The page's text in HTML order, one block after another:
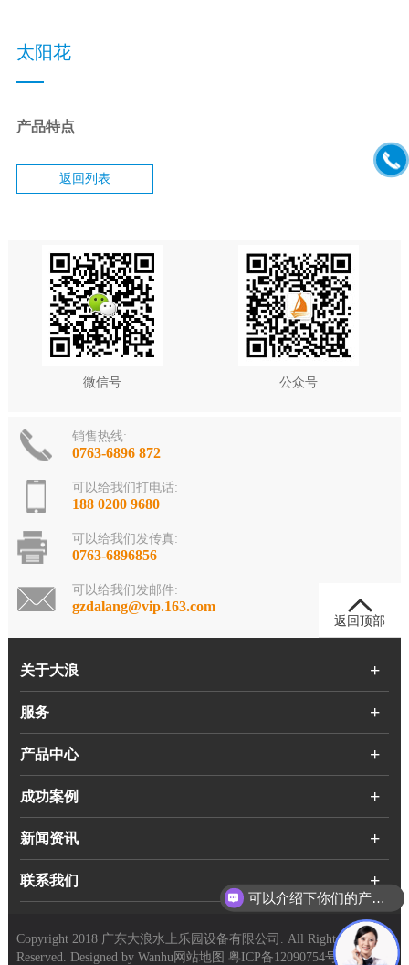
太阳花
产品特点
返回列表
返回顶部
微信号 公众号
销售热线:
0763-6896 872
可以给我们打电话:
188 0200 9680
可以给我们发传真:
0763-6896856
可以给我们发邮件:
gzdalang@vip.163.com
关于大浪
服务
产品中心
成功案例
新闻资讯
联系我们
Copyright 2018 广东大浪水上乐园设备有限公司. All Rights
Reserved. Designed by Wanhu 网站地图 粤ICP备12090754号
可以介绍下你们的产品么？